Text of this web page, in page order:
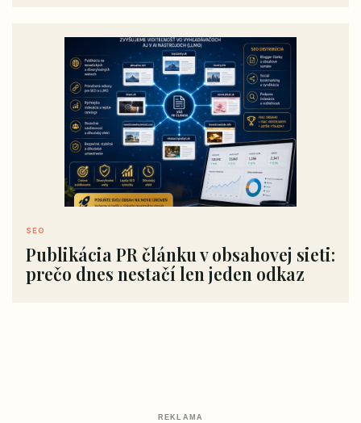
SEO
Publikácia PR článku v obsahovej sieti:
prečo dnes nestačí len jeden odkaz
REKLAMA